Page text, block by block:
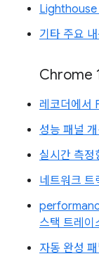
Lighthouse
기타 주요
Chrome
레코더에서
성능 패널
실시간 측정
네트워크 트
스택 트레이
자동 완성